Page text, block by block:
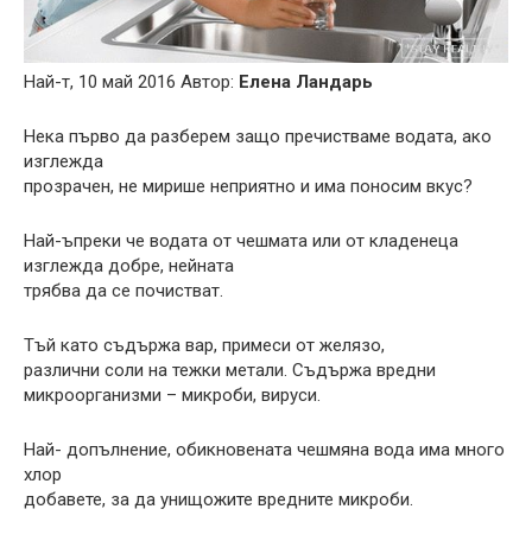
Най-т, 10 май 2016 Автор: Елена Ландарь
Нека първо да разберем защо пречистваме водата, ако
изглежда
прозрачен, не мирише неприятно и има поносим вкус?
Най-ъпреки че водата от чешмата или от кладенеца
изглежда добре, нейната
трябва да се почистват.
Тъй като съдържа вар, примеси от желязо,
различни соли на тежки метали. Съдържа вредни
микроорганизми – микроби, вируси.
Най- допълнение, обикновената чешмяна вода има много
хлор
добавете, за да унищожите вредните микроби.